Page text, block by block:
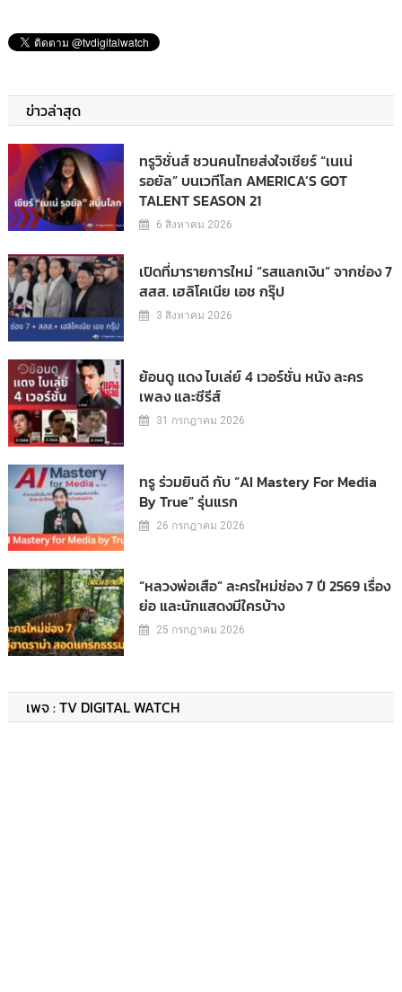
ข่าวล่าสุด
ทรูวิชั่นส์ ชวนคนไทยส่งใจเชียร์ “เนเน่
รอยัล” บนเวทีโลก AMERICA’S GOT
TALENT SEASON 21
6 สิงหาคม 2026
เปิดที่มารายการใหม่ “รสแลกเงิน” จากช่อง 7
สสส. เฮลิโคเนีย เอช กรุ๊ป
3 สิงหาคม 2026
ย้อนดู แดง ไบเล่ย์ 4 เวอร์ชั่น หนัง ละคร
เพลง และซีรีส์
31 กรกฎาคม 2026
ทรู ร่วมยินดี กับ “AI Mastery For Media
By True” รุ่นแรก
26 กรกฎาคม 2026
“หลวงพ่อเสือ” ละครใหม่ช่อง 7 ปี 2569 เรื่อง
ย่อ และนักแสดงมีใครบ้าง
25 กรกฎาคม 2026
เพจ : TV DIGITAL WATCH